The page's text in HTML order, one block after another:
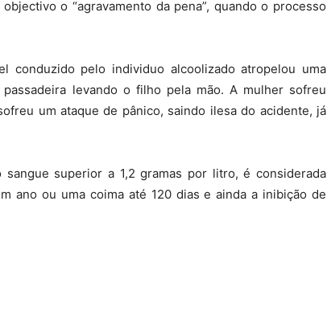
o “agravamento da pena”, quando o processo
conduzido pelo individuo alcoolizado atropelou uma
levando o filho pela mão. A mulher sofreu
um ataque de pânico, saindo ilesa do acidente, já
superior a 1,2 gramas por litro, é considerada
ano ou uma coima até 120 dias e ainda a inibição de